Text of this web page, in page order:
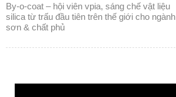
by-o-coat – hội viên vpia, sáng chế vật liệu
silica từ trấu đầu tiên trên thế giới cho ngành
sơn & chất phủ